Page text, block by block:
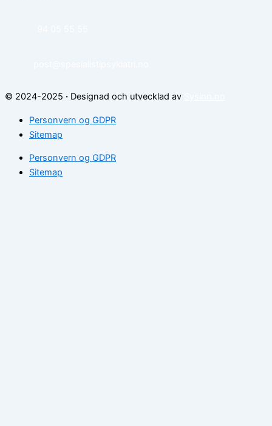
© 2024-2025 · Designad och utvecklad av
Personvern og GDPR
Sitemap
Personvern og GDPR
Sitemap